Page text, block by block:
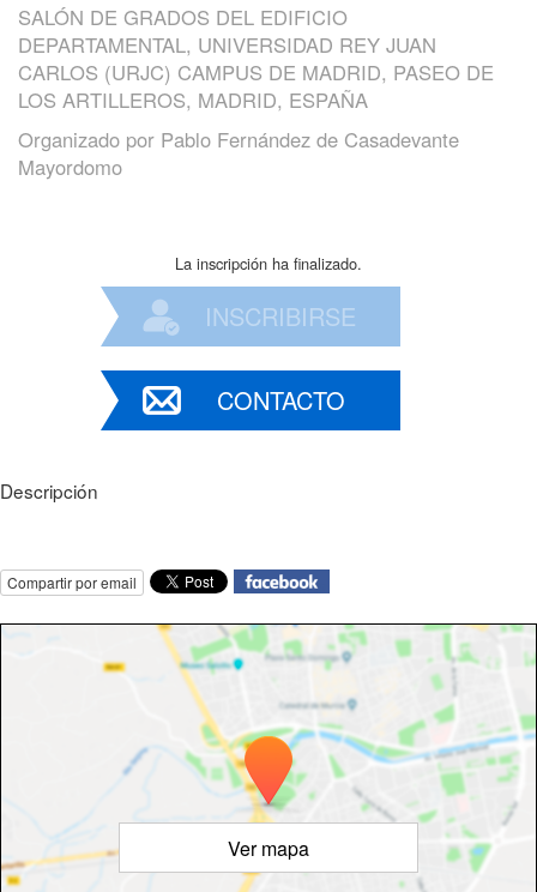
SALÓN DE GRADOS DEL EDIFICIO
DEPARTAMENTAL, UNIVERSIDAD REY JUAN
CARLOS (URJC) CAMPUS DE MADRID, PASEO DE
LOS ARTILLEROS, MADRID, ESPAÑA
Organizado por Pablo Fernández de Casadevante
Mayordomo
La inscripción ha finalizado.
INSCRIBIRSE
CONTACTO
Descripción
Compartir por email
Ver mapa